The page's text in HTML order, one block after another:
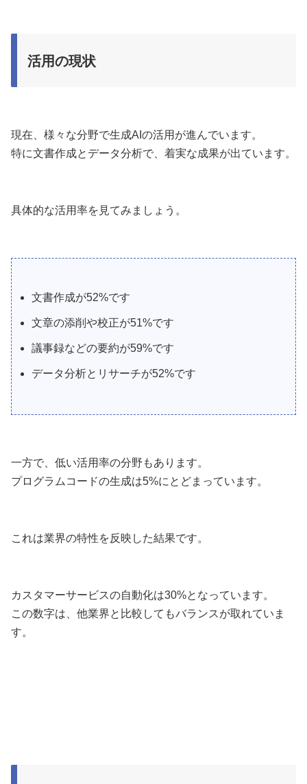
活用の現状
現在、様々な分野で生成AIの活用が進んでいます。
特に文書作成とデータ分析で、着実な成果が出ています。
具体的な活用率を見てみましょう。
文書作成が52%です
文章の添削や校正が51%です
議事録などの要約が59%です
データ分析とリサーチが52%です
一方で、低い活用率の分野もあります。
プログラムコードの生成は5%にとどまっています。
これは業界の特性を反映した結果です。
カスタマーサービスの自動化は30%となっています。
この数字は、他業界と比較してもバランスが取れていま
す。